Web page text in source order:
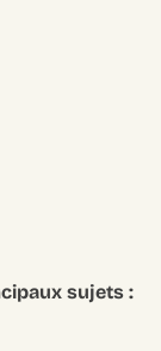
sujets :